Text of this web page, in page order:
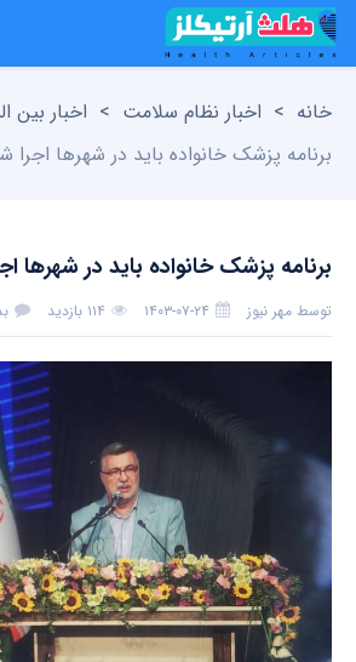
خانه > اخبار نظام سلامت > اخبار بین
برنامه پزشک خانواده باید در شهرها اجرا
برنامه پزشک خانواده باید در شهرها
توسط مهر نیوز ۱۴۰۳-۰۷-۲۴ ۱۱۴ بازدید